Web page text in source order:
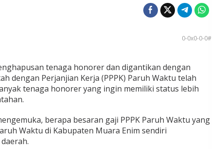
0-0x0-0-0#
tenaga honorer dan digantikan dengan
dengan Perjanjian Kerja (PPPK) Paruh Waktu telah
tenaga honorer yang ingin memiliki status lebih
berapa besaran gaji PPPK Paruh Waktu yang
Waktu di Kabupaten Muara Enim sendiri